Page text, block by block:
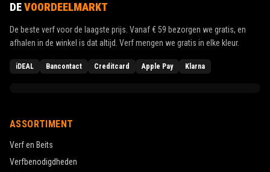
DEVOORDEELMARKT
De beste verf voor de laagste prijs. Vanaf€ 59 bezorgen we gratis, en
afhalen in de winkel is dat altijd. Verf mengen we gratis in elke kleur.
iDEAL Bancontact Creditcard Apple Pay Klarna
ASSORTIMENT
Verf en Beits
Verfbenodigdheden